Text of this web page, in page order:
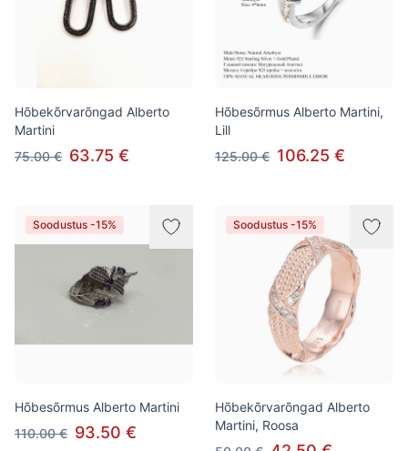
Hõbekõrvarõngad Alberto
Martini
75.00 € 63.75 €
Hõbesõrmus Alberto Martini,
Lill
125.00 € 106.25 €
Soodustus -15%
Hõbesõrmus Alberto Martini
110.00 € 93.50 €
Soodustus -15%
Hõbekõrvarõngad Alberto
Martini, Roosa